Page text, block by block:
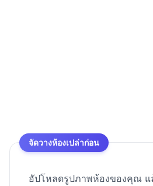
จัดวางห้องเปล่าก่อน
อัปโหลดรูปภาพห้องของคุณ แ